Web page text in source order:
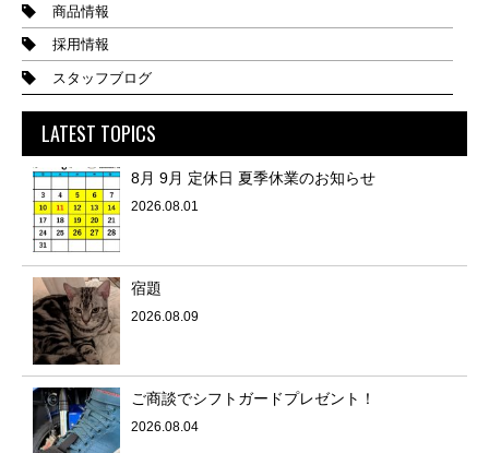
商品情報
採用情報
スタッフブログ
LATEST TOPICS
8月 9月 定休日 夏季休業のお知らせ
2026.08.01
宿題
2026.08.09
ご商談でシフトガードプレゼント！
2026.08.04